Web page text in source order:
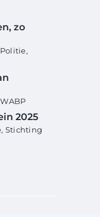
zo
Politie,
2025
, Stichting